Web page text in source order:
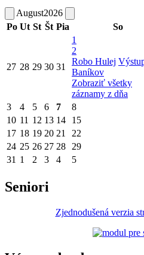
August2026
Po Ut St Št Pia So
27 28 29 30 31
1
2
Robo Hulej
Baníkov
Zobraziť všetky
záznamy z dňa
3
4 5 6 7 8
10 11 12 13 14 15
17 18 19 20 21 22
24 25 26 27 28 29
31 1 2 3 4 5
Seniori
Zjednodušená verzia